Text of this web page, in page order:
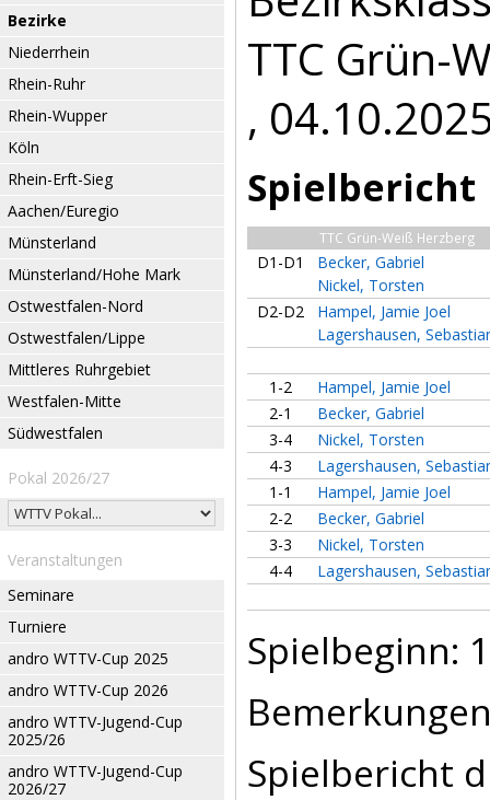
Bezirke
Niederrhein
Rhein-Ruhr
Rhein-Wupper
Köln
Rhein-Erft-Sieg
Aachen/Euregio
Münsterland
Münsterland/Hohe Mark
Ostwestfalen-Nord
Ostwestfalen/Lippe
Mittleres Ruhrgebiet
Westfalen-Mitte
Südwestfalen
Pokal 2026/27
Veranstaltungen
Seminare
Turniere
andro WTTV-Cup 2025
andro WTTV-Cup 2026
andro WTTV-Jugend-Cup
2025/26
andro WTTV-Jugend-Cup
2026/27
TTC Grün-
,
Spielbericht
TTC Grün-Weiß Herzberg
D1-D1
Becker, Gabriel
Nickel, Torsten
D2-D2
Hampel, Jamie Joel
Lagershausen,
1-2
Hampel, Jamie Joel
2-1
Becker, Gabriel
3-4
Nickel, Torsten
4-3
Lagershausen,
1-1
Hampel, Jamie Joel
2-2
Becker, Gabriel
3-3
Nickel, Torsten
4-4
Lagershausen,
Spielbeginn:
Spielbericht